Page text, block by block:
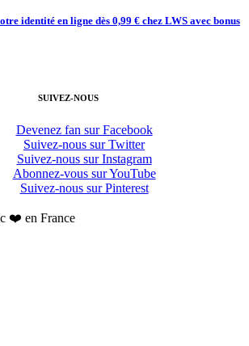
identité en ligne dès 0,99 € chez LWS avec bonus
SUIVEZ-NOUS
Devenez fan sur Facebook
Suivez-nous sur Twitter
Suivez-nous sur Instagram
Abonnez-vous sur YouTube
Suivez-nous sur Pinterest
❤️ en France